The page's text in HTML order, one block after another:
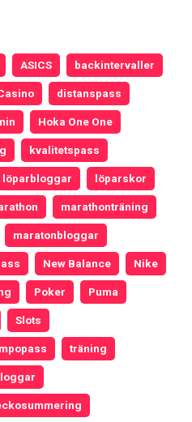
ASICS backintervaller
distanspass
Hoka One One
kvalitetspass
löparbloggar löparskor
marathonträning
maratonbloggar
New Balance Nike
Poker Puma
Slots
träning